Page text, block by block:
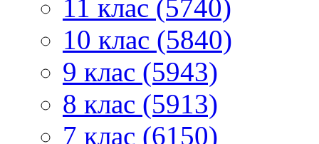
11 клас (5740)
10 клас (5840)
9 клас (5943)
8 клас (5913)
7 клас (6150)